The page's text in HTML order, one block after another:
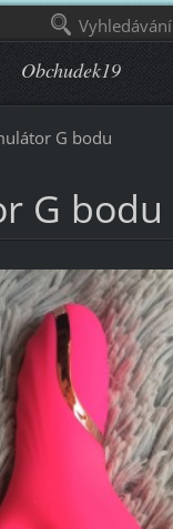
Obchudek19
G bodu
G bodu
Vyhledávání